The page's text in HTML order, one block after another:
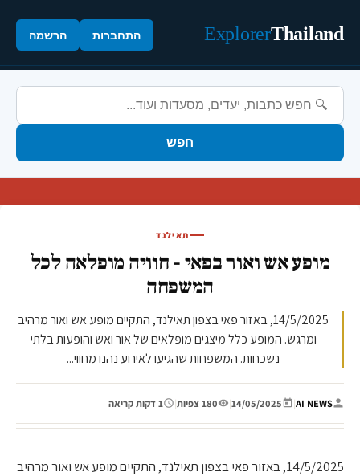
Thailand
Explorer התחברות הרשמה
חפש
תאילנד
מופע אש ואור בפאי - חוויה מופלאה לכל
המשפחה
14/5/2025, באזור פאי בצפון תאילנד, התקיים מופע אש ואור מרהיב
ומרגש. המופע כלל מיצגים מופלאים של אור ואש והופעות בלתי
נשכחות. המשפחות שהגיעו לאירוע נהנו מחווי...
AI NEWS
|
14/05/2025
| 180 צפיות | 1 דקות קריאה
14/5/2025, באזור פאי בצפון תאילנד, התקיים מופע אש ואור מרהיב